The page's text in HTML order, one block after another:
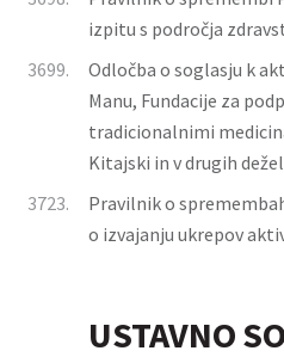
izpitu s področja
3699.
Odločba o soglasju k
Manu, Fundacije za
tradicionalnimi
Kitajski in v drugih
3723.
Pravilnik o
o izvajanju ukrepov
USTAVNO